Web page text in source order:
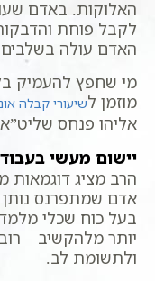
האלוקות. באדם
לקבל פוחת
האדם עולה בשלבים
מי שחפץ להעמיק
מוזמן לשיעורי קבלה
אליהו פנחס שליט”א
יישום מעשי
הרב מציג דוגמאות
אדם שמתפרנס נותן
בעל כוח שכלי
יותר מלהקשיב –
ולתשומת לב.